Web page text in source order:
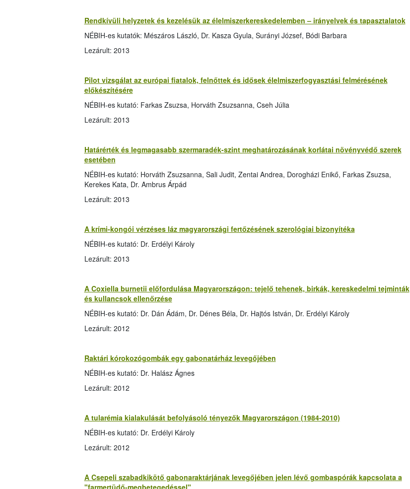
Rendkívüli helyzetek és kezelésük az élelmiszerkereskedelemben – irányelvek és tapasztalatok
NÉBIH-es kutatók: Mészáros László, Dr. Kasza Gyula, Surányi József, Bódi Barbara
Lezárult: 2013
Pilot vizsgálat az európai fiatalok, felnőttek és idősek élelmiszerfogyasztási felmérésének
előkészítésére
NÉBIH-es kutató: Farkas Zsuzsa, Horváth Zsuzsanna, Cseh Júlia
Lezárult: 2013
Határérték és legmagasabb szermaradék-szint meghatározásának korlátai növényvédő szerek
esetében
NÉBIH-es kutató: Horváth Zsuzsanna, Sali Judit, Zentai Andrea, Dorogházi Enikő, Farkas Zsuzsa,
Kerekes Kata, Dr. Ambrus Árpád
Lezárult: 2013
A krími-kongói vérzéses láz magyarországi fertőzésének szerológiai bizonyítéka
NÉBIH-es kutató: Dr. Erdélyi Károly
Lezárult: 2013
A Coxiella burnetii előfordulása Magyarországon: tejelő tehenek, birkák, kereskedelmi tejminták
és kullancsok ellenőrzése
NÉBIH-es kutató: Dr. Dán Ádám, Dr. Dénes Béla, Dr. Hajtós István, Dr. Erdélyi Károly
Lezárult: 2012
Raktári kórokozógombák egy gabonatárház levegőjében
NÉBIH-es kutató: Dr. Halász Ágnes
Lezárult: 2012
A tularémia kialakulását befolyásoló tényezők Magyarországon (1984-2010)
NÉBIH-es kutató: Dr. Erdélyi Károly
Lezárult: 2012
A Csepeli szabadkikötő gabonaraktárjának levegőjében jelen lévő gombaspórák kapcsolata a